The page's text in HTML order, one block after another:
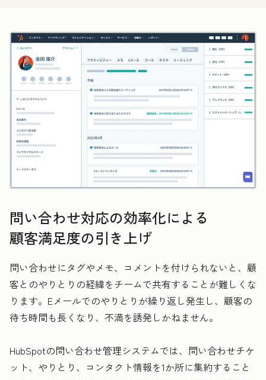
問い合わせ対応の効率化による
顧客満足度の引き上げ
問い合わせにタグやメモ、コメントを付けられないと、顧
客とのやりとりの経緯をチームで共有することが難しくな
ります。Eメールでのやりとりが繰り返し発生し、顧客の
待ち時間も長くなり、不満を誘発しかねません。
HubSpotの問い合わせ管理システムでは、問い合わせチケ
ット、やりとり、コンタクト情報を1か所に集約すること